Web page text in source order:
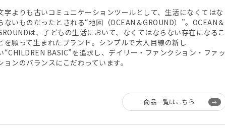
字よりも古いコミュニケーションツールとして、生活になくてはな
ないものだったとされる“地図（OCEAN＆GROUND）”。OCEAN＆
は、子どもの生活において、なくてはならない存在になるこ
を願って生まれたブランド。シンプルで大人目線の新し
“CHILDREN BASIC”を追求し、デイリー・ファンクション・ファッ
ョンのバランスにこだわっています。
商品一覧はこちら